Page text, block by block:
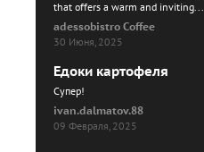
that offers a warm and inviting...
adessobistro Coffee
30 Июня, 2025
Едоки картофеля
Cупер!
ivan.dalmatov.88
09 Февраля, 2025